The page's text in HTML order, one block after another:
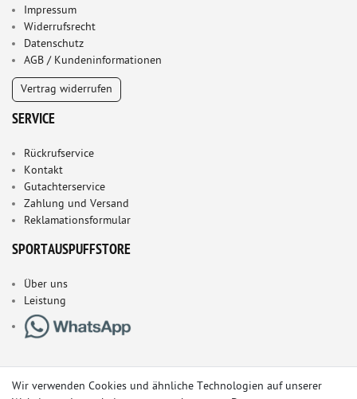
Impressum
Widerrufsrecht
Datenschutz
AGB / Kundeninformationen
Vertrag widerrufen
SERVICE
Rückrufservice
Kontakt
Gutachterservice
Zahlung und Versand
Reklamationsformular
SPORTAUSPUFFSTORE
Über uns
Leistung
Wir verwenden Cookies und ähnliche Technologien auf unserer